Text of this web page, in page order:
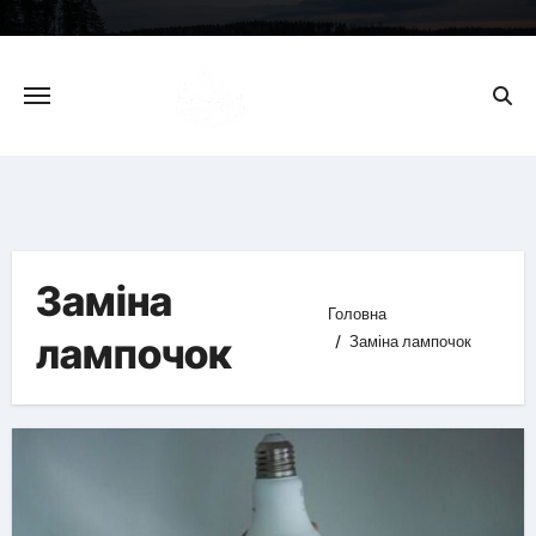
content
Заміна
лампочок
Головна
Заміна лампочок